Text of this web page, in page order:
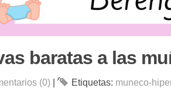
baratas a las
(0) Etiquetas: muneco-